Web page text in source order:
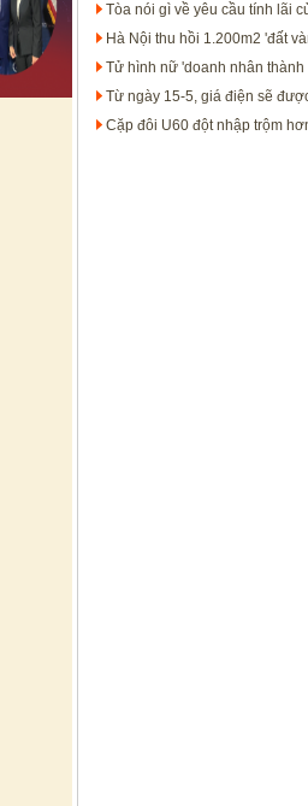
Tòa nói gì về yêu cầu tính lãi
Hà Nội thu hồi 1.200m2 'đất
Tử hình nữ 'doanh nhân thành
Từ ngày 15-5, giá điện sẽ
Cặp đôi U60 đột nhập trộm